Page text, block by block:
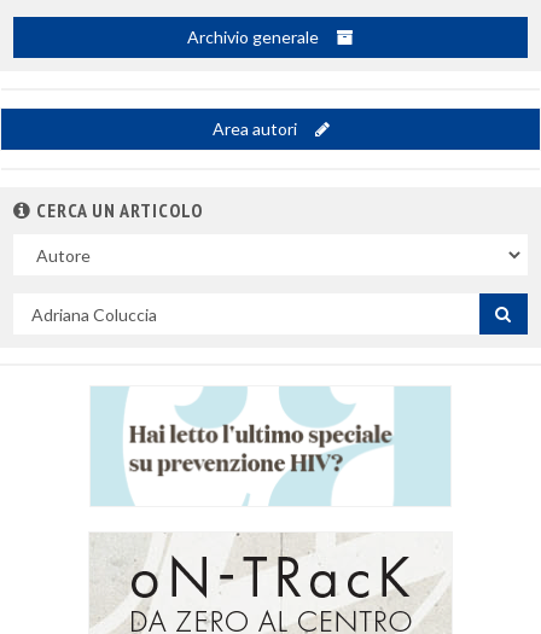
Archivio generale
Area autori
CERCA UN ARTICOLO
campo
per